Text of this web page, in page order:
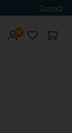
Contact
Je hebt